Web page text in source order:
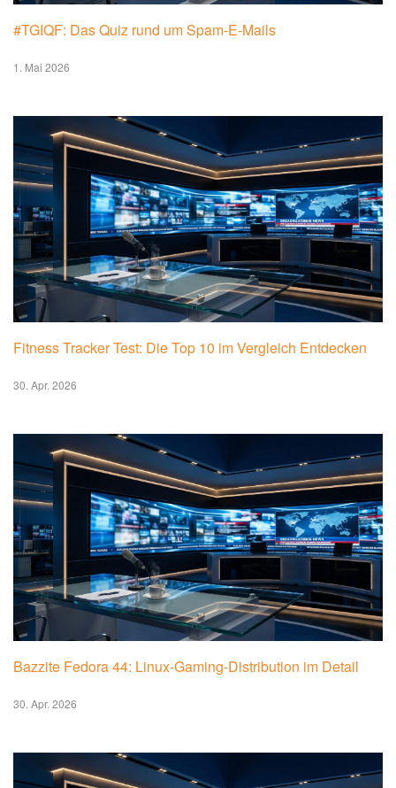
#TGIQF: Das Quiz rund um Spam-E-Mails
1. Mai 2026
Fitness Tracker Test: Die Top 10 im Vergleich Entdecken
30. Apr. 2026
Bazzite Fedora 44: Linux-Gaming-Distribution im Detail
30. Apr. 2026